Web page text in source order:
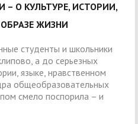
О КУЛЬТУРЕ, ИСТОРИИ,
ЖИЗНИ
студенты и школьники
а до серьезных
языке, нравственном
общеобразовательных
смело поспорила – и